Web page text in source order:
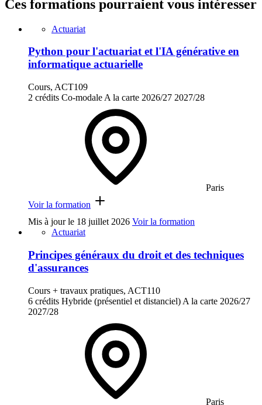
Ces formations pourraient vous intéresser
Actuariat
Python pour l'actuariat et l'IA générative en
informatique actuarielle
Cours, ACT109
2 crédits Co-modale A la carte 2026/27 2027/28
Paris
Voir la formation
Mis à jour le 18 juillet 2026 Voir la formation
Actuariat
Principes généraux du droit et des techniques
d'assurances
Cours + travaux pratiques, ACT110
6 crédits Hybride (présentiel et distanciel) A la carte 2026/27
2027/28
Paris